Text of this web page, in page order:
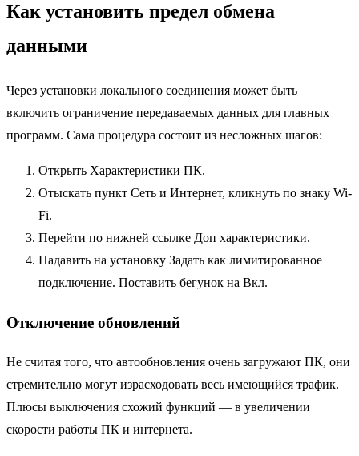
Как установить предел обмена
данными
Через установки локального соединения может быть
включить ограничение передаваемых данных для главных
программ. Сама процедура состоит из несложных шагов:
Открыть Характеристики ПК.
Отыскать пункт Сеть и Интернет, кликнуть по знаку Wi-
Fi.
Перейти по нижней ссылке Доп характеристики.
Надавить на установку Задать как лимитированное
подключение. Поставить бегунок на Вкл.
Отключение обновлений
Не считая того, что автообновления очень загружают ПК, они
стремительно могут израсходовать весь имеющийся трафик.
Плюсы выключения схожий функций — в увеличении
скорости работы ПК и интернета.